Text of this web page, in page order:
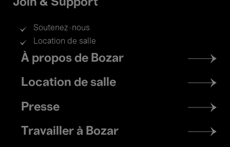
Join & Support
Soutenez-nous
Location de salle
Footer
menu
À propos de Bozar
Location de salle
Presse
Travailler à Bozar